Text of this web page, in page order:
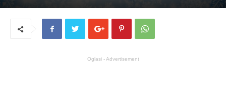
Oglasi - Advertisement